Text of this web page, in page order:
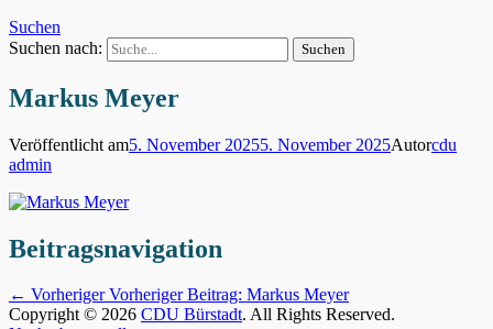
Suchen
Suchen nach:
Markus Meyer
Veröffentlicht am5. November 20255. November 2025Autorcdu
admin
Beitragsnavigation
← Vorheriger Vorheriger Beitrag: Markus Meyer
Copyright © 2026 CDU Bürstadt. All Rights Reserved.